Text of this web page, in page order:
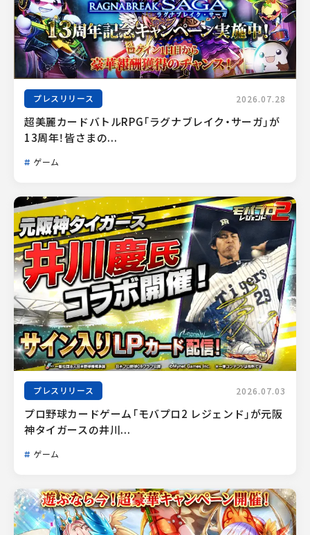
プレスリリース 2026.07.28
超美麗カードバトルRPG「ラグナブレイク・サーガ」が
13周年！皆さまの...
ゲーム
プレスリリース 2026.07.03
プロ野球カードゲーム「モバプロ2 レジェンド」が元阪
神タイガースの井川...
ゲーム